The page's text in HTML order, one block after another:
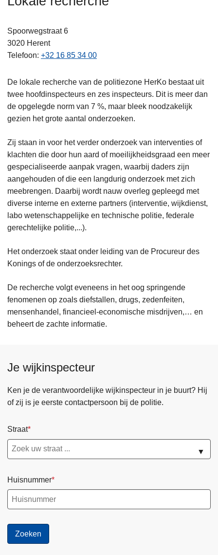
Spoorwegstraat 6
3020 Herent
Telefoon +32 16 85 34 00
De lokale recherche van de politiezone HerKo bestaat uit
twee hoofdinspecteurs en zes inspecteurs. Dit is meer dan
de opgelegde norm van 7 %, maar bleek noodzakelijk
gezien het grote aantal onderzoeken.
Zij staan in voor het verder onderzoek van interventies of
klachten die door hun aard of moeilijkheidsgraad een meer
gespecialiseerde aanpak vragen, waarbij daders zijn
aangehouden of die een langdurig onderzoek met zich
meebrengen. Daarbij wordt nauw overleg gepleegd met
diverse interne en externe partners (interventie, wijkdienst,
labo wetenschappelijke en technische politie, federale
gerechtelijke politie,...).
Het onderzoek staat onder leiding van de Procureur des
Konings of de onderzoeksrechter.
De recherche volgt eveneens in het oog springende
fenomenen op zoals diefstallen, drugs, zedenfeiten,
mensenhandel, financieel-economische misdrijven,… en
beheert de zachte informatie.
Je wijkinspecteur
Ken je de verantwoordelijke wijkinspecteur in je buurt? Hij
of zij is je eerste contactpersoon bij de politie.
Straat
▼
Huisnummer